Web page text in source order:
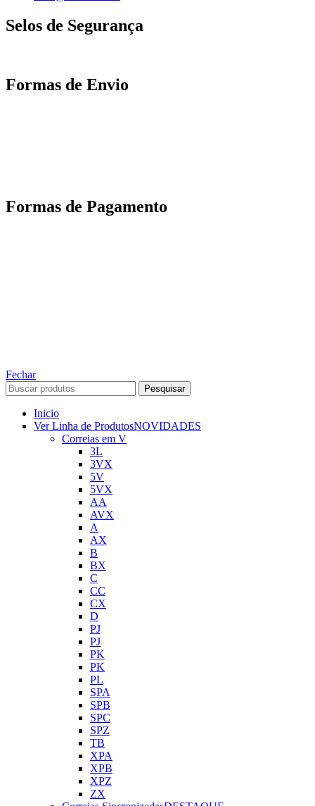
Selos de Segurança
Formas de Envio
Formas de Pagamento
Fechar
Pesquisar
Inicio
Ver Linha de ProdutosNOVIDADES
Correias em V
3L
3VX
5V
5VX
AA
AVX
A
AX
B
BX
C
CC
CX
D
PJ
PJ
PK
PK
PL
SPA
SPB
SPC
SPZ
TB
XPA
XPB
XPZ
ZX